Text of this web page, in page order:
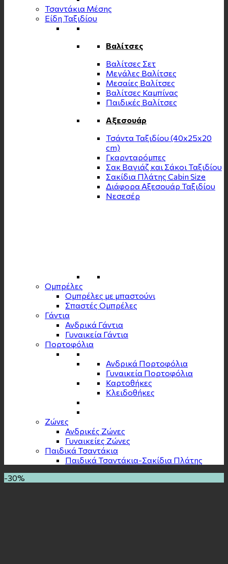
Τσαντάκια Μέσης
Είδη Ταξιδίου
Βαλίτσες
Βαλίτσες Σετ
Μεγάλες Βαλίτσες
Μεσαίες Βαλίτσες
Βαλίτσες Καμπίνας
Παιδικές Βαλίτσες
Αξεσουάρ
Τσάντα Ταξιδίου (40x25x20
cm)
Γκαρνταρόμπες
Σακ Βαγιάζ και Σάκοι Ταξιδίου
Σακίδια Πλάτης Cabin Size
Διάφορα Αξεσουάρ Ταξιδίου
Νεσεσέρ
Ομπρέλες
Ομπρέλες με μπαστούνι
Σπαστές Ομπρέλες
Γάντια
Ανδρικά Γάντια
Γυναικεία Γάντια
Πορτοφόλια
Ανδρικά Πορτοφόλια
Γυναικεία Πορτοφόλια
Καρτοθήκες
Κλειδοθήκες
Zώνες
Ανδρικές Ζώνες
Γυναικείες Ζώνες
Παιδικά Τσαντάκια
Παιδικά Τσαντάκια-Σακίδια Πλάτης
-30%